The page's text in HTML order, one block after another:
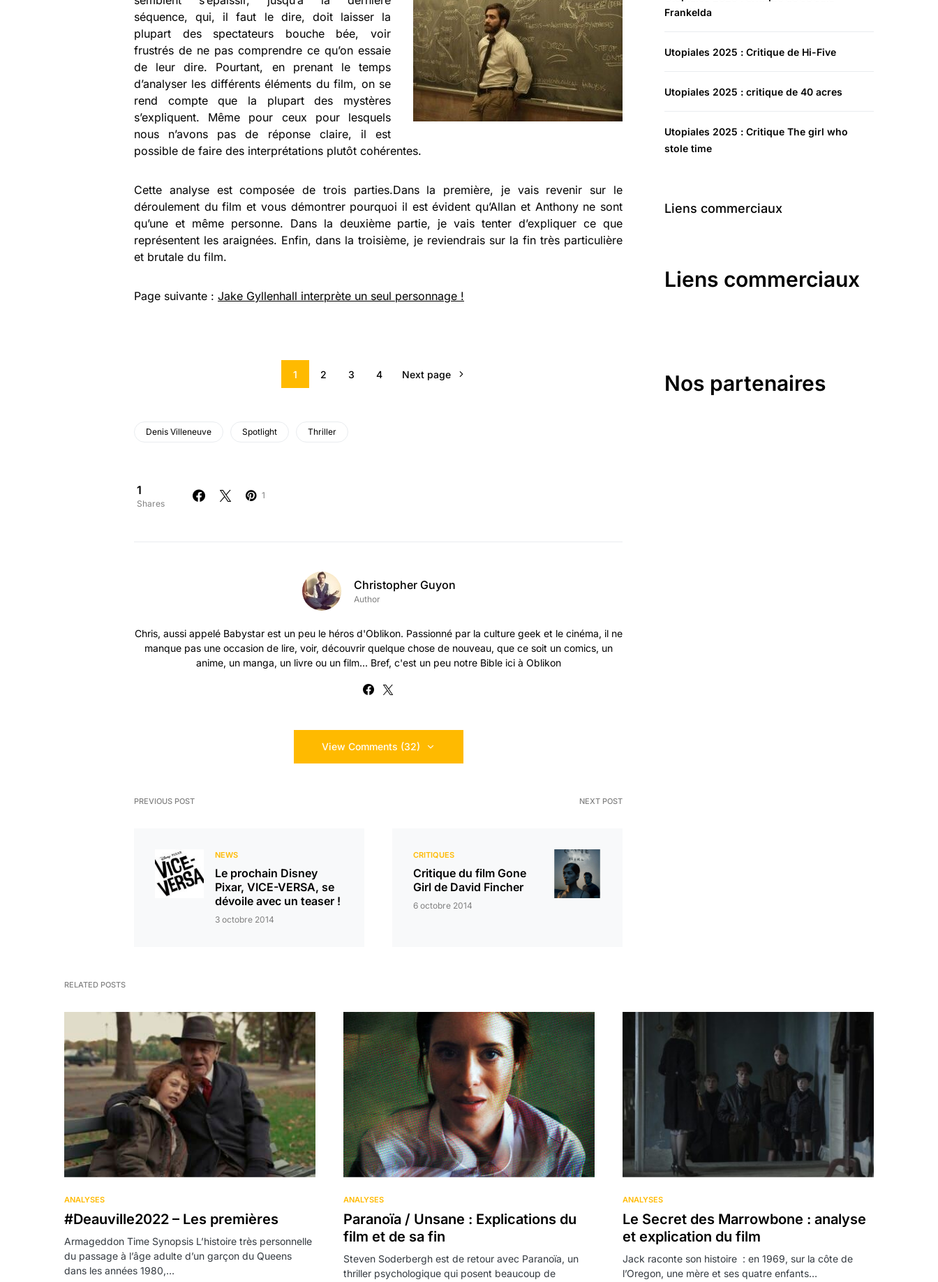
séquence, qui, il faut le dire, doit laisser la
plupart des spectateurs bouche bée, voir
frustrés de ne pas comprendre ce qu’on essaie
de leur dire. Pourtant, en prenant le temps
d’analyser les différents éléments du film, on se
rend compte que la plupart des mystères
s’expliquent. Même pour ceux pour lesquels
nous n’avons pas de réponse claire, il est
possible de faire des interprétations plutôt cohérentes.
Cette analyse est composée de trois parties.Dans la première, je vais revenir sur le
déroulement du film et vous démontrer pourquoi il est évident qu’Allan et Anthony ne sont
qu’une et même personne. Dans la deuxième partie, je vais tenter d’expliquer ce que
représentent les araignées. Enfin, dans la troisième, je reviendrais sur la fin très particulière
et brutale du film.
Page suivante : Jake Gyllenhall interprète un seul personnage !
1 2 3 4 Next page
Denis Villeneuve Spotlight Thriller
1
Shares
1
Christopher Guyon
Author
Chris, aussi appelé Babystar est un peu le héros d'Oblikon. Passionné par la culture geek et le cinéma, il ne
manque pas une occasion de lire, voir, découvrir quelque chose de nouveau, que ce soit un comics, un
anime, un manga, un livre ou un film... Bref, c'est un peu notre Bible ici à Oblikon
View Comments (32)
PREVIOUS POST
NEWS
Le prochain Disney
Pixar, VICE-VERSA, se
dévoile avec un teaser !
3 octobre 2014
NEXT POST
CRITIQUES
Critique du film Gone
Girl de David Fincher
6 octobre 2014
Frankelda
Utopiales 2025 : Critique de Hi-Five
Utopiales 2025 : critique de 40 acres
Utopiales 2025 : Critique The girl who
stole time
Liens commerciaux
Liens commerciaux
Nos partenaires
RELATED POSTS
ANALYSES
#Deauville2022 – Les premières
Armageddon Time Synopsis L’histoire très per­son­nelle
du pas­sage à l’âge adulte d’un gar­çon du Queens
dans les années 1980,…
ANALYSES
Paranoïa / Unsane : Explications du
film et de sa fin
Steven Soderbergh est de retour avec Paranoïa, un
thriller psychologique qui posent beaucoup de
ANALYSES
Le Secret des Marrowbone : analyse
et explication du film
Jack raconte son histoire : en 1969, sur la côte de
l’Oregon, une mère et ses quatre enfants…